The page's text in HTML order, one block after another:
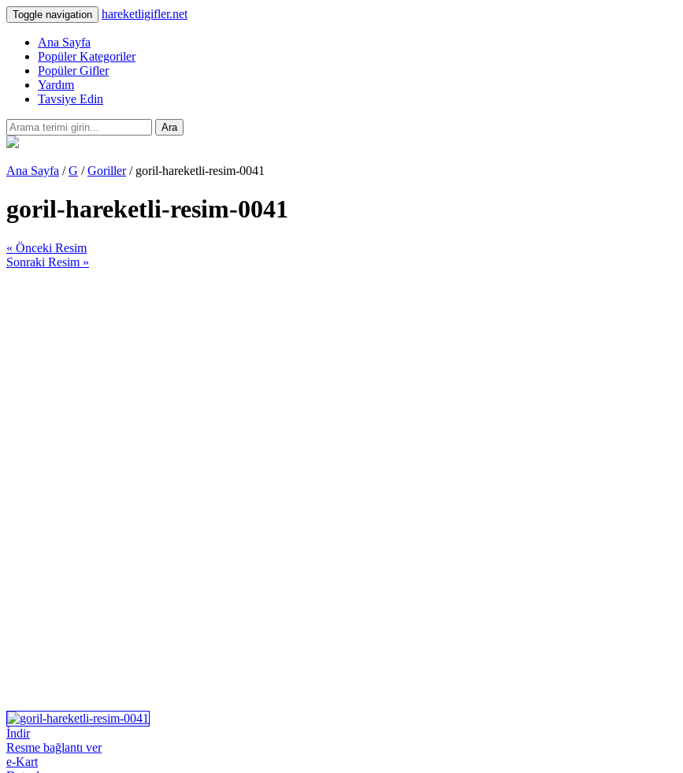
Toggle navigation hareketligifler.net
Ana Sayfa
Popüler Kategoriler
Popüler Gifler
Yardım
Tavsiye Edin
Ara
Ana Sayfa /G /Goriller/ goril-hareketli-resim-0041
goril-hareketli-resim-0041
« Önceki Resim
Sonraki Resim »
İndir
Resme bağlantı ver
e-Kart